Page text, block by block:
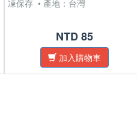
凍保存 • 產地：台灣
NTD 85
加入購物車